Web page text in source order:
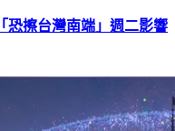
恐擦台灣南端」週二影響